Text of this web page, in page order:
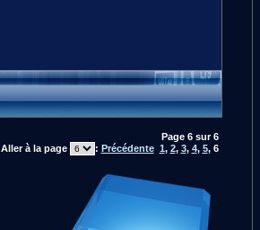
Page 6sur6
Aller à la page
: Précédente 1, 2, 3, 4, 5, 6